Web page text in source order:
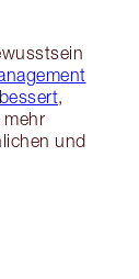
,
mehr
und